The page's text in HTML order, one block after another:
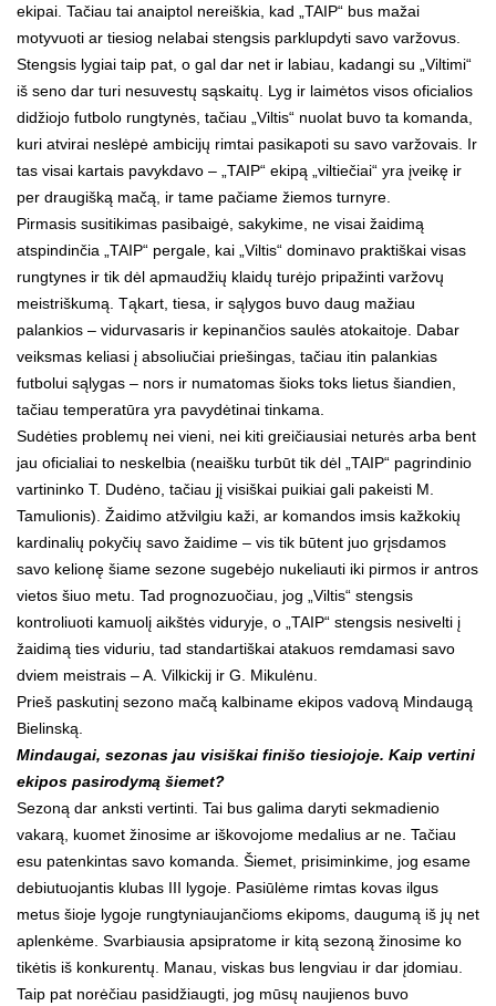
ekipai. Tačiau tai anaiptol nereiškia, kad „TAIP“ bus mažai
motyvuoti ar tiesiog nelabai stengsis parklupdyti savo varžovus.
Stengsis lygiai taip pat, o gal dar net ir labiau, kadangi su „Viltimi“
iš seno dar turi nesuvestų sąskaitų. Lyg ir laimėtos visos oficialios
didžiojo futbolo rungtynės, tačiau „Viltis“ nuolat buvo ta komanda,
kuri atvirai neslėpė ambicijų rimtai pasikapoti su savo varžovais. Ir
tas visai kartais pavykdavo – „TAIP“ ekipą „viltiečiai“ yra įveikę ir
per draugišką mačą, ir tame pačiame žiemos turnyre.
Pirmasis susitikimas pasibaigė, sakykime, ne visai žaidimą
atspindinčia „TAIP“ pergale, kai „Viltis“ dominavo praktiškai visas
rungtynes ir tik dėl apmaudžių klaidų turėjo pripažinti varžovų
meistriškumą. Tąkart, tiesa, ir sąlygos buvo daug mažiau
palankios – vidurvasaris ir kepinančios saulės atokaitoje. Dabar
veiksmas keliasi į absoliučiai priešingas, tačiau itin palankias
futbolui sąlygas – nors ir numatomas šioks toks lietus šiandien,
tačiau temperatūra yra pavydėtinai tinkama.
Sudėties problemų nei vieni, nei kiti greičiausiai neturės arba bent
jau oficialiai to neskelbia (neaišku turbūt tik dėl „TAIP“ pagrindinio
vartininko T. Dudėno, tačiau jį visiškai puikiai gali pakeisti M.
Tamulionis). Žaidimo atžvilgiu kaži, ar komandos imsis kažkokių
kardinalių pokyčių savo žaidime – vis tik būtent juo grįsdamos
savo kelionę šiame sezone sugebėjo nukeliauti iki pirmos ir antros
vietos šiuo metu. Tad prognozuočiau, jog „Viltis“ stengsis
kontroliuoti kamuolį aikštės viduryje, o „TAIP“ stengsis nesivelti į
žaidimą ties viduriu, tad standartiškai atakuos remdamasi savo
dviem meistrais – A. Vilkickij ir G. Mikulėnu.
Prieš paskutinį sezono mačą kalbiname ekipos vadovą Mindaugą
Bielinską.
Mindaugai, sezonas jau visiškai finišo tiesiojoje. Kaip vertini
ekipos pasirodymą šiemet?
Sezoną dar anksti vertinti. Tai bus galima daryti sekmadienio
vakarą, kuomet žinosime ar iškovojome medalius ar ne. Tačiau
esu patenkintas savo komanda. Šiemet, prisiminkime, jog esame
debiutuojantis klubas III lygoje. Pasiūlėme rimtas kovas ilgus
metus šioje lygoje rungtyniaujančioms ekipoms, daugumą iš jų net
aplenkėme. Svarbiausia apsipratome ir kitą sezoną žinosime ko
tikėtis iš konkurentų. Manau, viskas bus lengviau ir dar įdomiau.
Taip pat norėčiau pasidžiaugti, jog mūsų naujienos buvo